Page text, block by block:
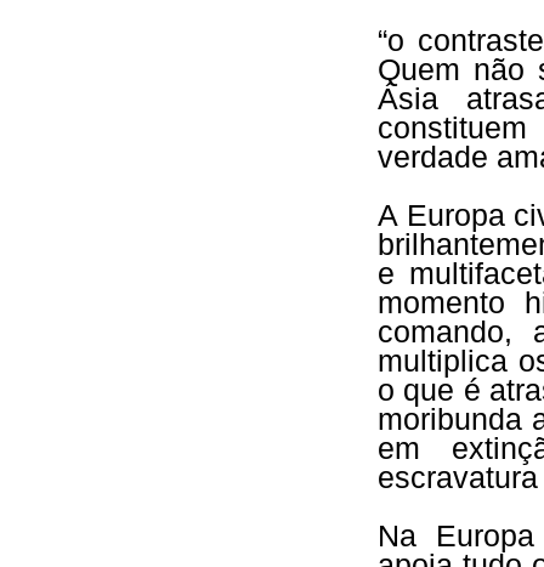
“o
Quem não
Ásia
verdade
A Europa
e
momento
comando,
multiplica
o que é
moribunda
em
Na